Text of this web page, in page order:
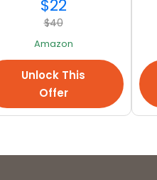
Génesis del Día de
Gracias en América
$22
$40
Amazon
Unlock This
Offer